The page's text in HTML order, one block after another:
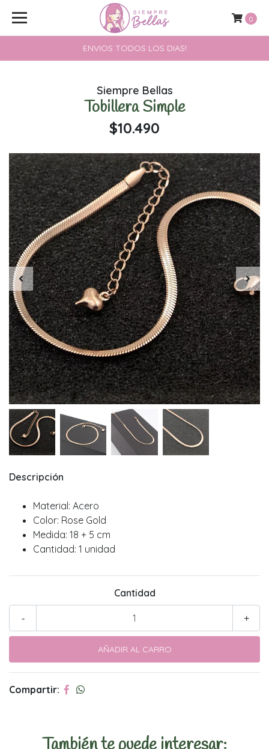
ENVIOS TODOS LOS DIAS!
0
Siempre Bellas
Tobillera Simple
$10.490
Descripción
Material: Acero
Color: Rose Gold
Medida: 18 + 5 cm
Cantidad: 1 unidad
Cantidad
+
-
Compartir: